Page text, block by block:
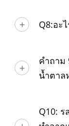
Q8:อะ
คำถาม
น้ำตาล
Q10: